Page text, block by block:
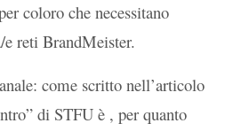
coloro che necessitano
reti BrandMeister.
come scritto nell’articolo
di STFU è , per quanto